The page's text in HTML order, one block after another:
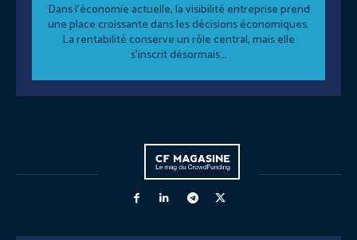
Dans l’économie actuelle, la visibilité entreprise prend
une place croissante dans les décisions économiques.
La rentabilité conserve un rôle central, mais elle
s’inscrit désormais...